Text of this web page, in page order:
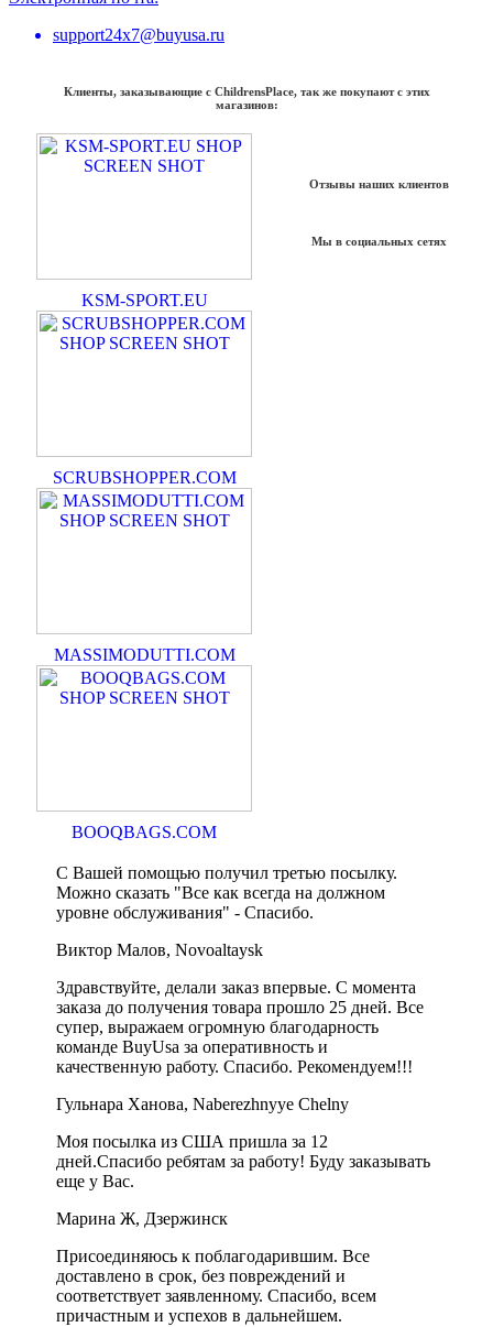
support24x7@buyusa.ru
Клиенты, заказывающие с ChildrensPlace, так же покупают с этих
магазинов:
KSM-SPORT.EU
SCRUBSHOPPER.COM
MASSIMODUTTI.COM
BOOQBAGS.COM
Отзывы наших клиентов
Мы в социальных сетях
С Вашей помощью получил третью посылку.
Можно сказать "Все как всегда на должном
уровне обслуживания" - Спасибо.
Виктор Малов, Novoaltaysk
Здравствуйте, делали заказ впервые. С момента
заказа до получения товара прошло 25 дней. Все
супер, выражаем огромную благодарность
команде BuyUsa за оперативность и
качественную работу. Спасибо. Рекомендуем!!!
Гульнара Ханова, Naberezhnyye Chelny
Моя посылка из США пришла за 12
дней.Спасибо ребятам за работу! Буду заказывать
еще у Вас.
Марина Ж, Дзержинск
Присоединяюсь к поблагодарившим. Все
доставлено в срок, без повреждений и
соответствует заявленному. Спасибо, всем
причастным и успехов в дальнейшем.